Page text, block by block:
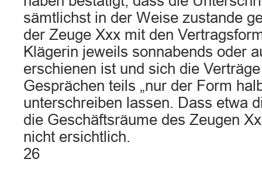
sämtlichst in der Weise zustande
der Zeuge Xxx mit den
Klägerin jeweils sonnabends oder
erschienen ist und sich die
Gesprächen teils „nur der Form
unterschreiben lassen. Dass etwa
die Geschäftsräume des Zeugen
nicht ersichtlich.
26